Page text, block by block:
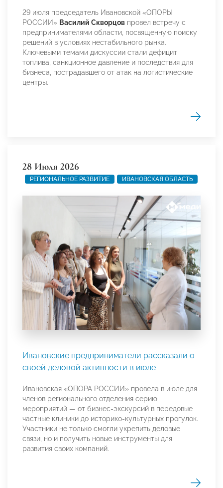
29 июля председатель Ивановской «ОПОРЫ
РОССИИ» Василий Скворцов провел встречу с
предпринимателями области, посвященную поиску
решений в условиях нестабильного рынка.
Ключевыми темами дискуссии стали дефицит
топлива, санкционное давление и последствия для
бизнеса, пострадавшего от атак на логистические
центры.
28 Июля 2026
РЕГИОНАЛЬНОЕ РАЗВИТИЕ ИВАНОВСКАЯ ОБЛАСТЬ
Ивановские предприниматели рассказали о
своей деловой активности в июле
Ивановская «ОПОРА РОССИИ» провела в июле для
членов регионального отделения серию
мероприятий — от бизнес-экскурсий в передовые
частные клиники до историко-культурных прогулок.
Участники не только смогли укрепить деловые
связи, но и получить новые инструменты для
развития своих компаний.